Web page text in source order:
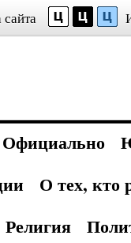
сайта
Официально
О тех, кто
Религия